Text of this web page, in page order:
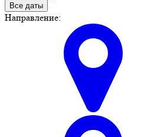
Все даты
Направление: